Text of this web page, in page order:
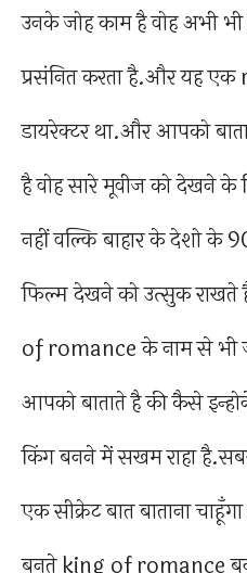
उनके जोह काम है वोह अभी
प्रसंनित करता है.और यह
डायरेक्टर था.और आपको
है वोह सारे मूवीज को देखने के
नहीं वल्कि बाहार के देशो
फिल्म देखने को उत्सुक
of romance के नाम से भी
आपको बाताते है की कैसे
किंग बनने में सखम राहा
एक सीक्रेट बात बाताना
बनते king of romance बन